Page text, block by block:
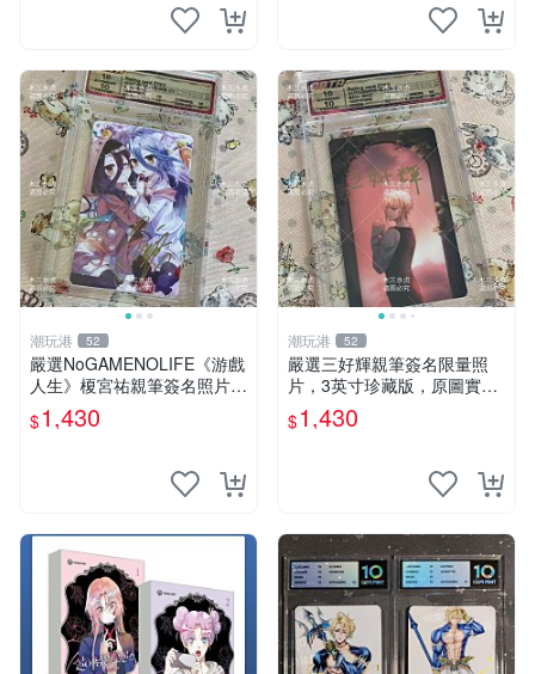
潮玩港 52
嚴選NoGAMENOLIFE《游戲
人生》榎宮祐親筆簽名照片，
3英寸珍藏版，國外原圖實
拍。簽名照片、收藏級品相、
$1,430
潮玩港 52
嚴選三好輝親筆簽名限量照
片，3英寸珍藏版，原圖實拍
超級震撼。親筆、面簽收藏、
國外直運 三好輝 簽名 照片
$1,430